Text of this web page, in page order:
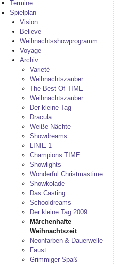
Termine
Spielplan
Vision
Believe
Weihnachtsshowprogramm
Voyage
Archiv
Varieté
Weihnachtszauber
The Best Of TIME
Weihnachtszauber
Der kleine Tag
Dracula
Weiße Nächte
Showdreams
LINIE 1
Champions TIME
Showlights
Wonderful Christmastime
Showkolade
Das Casting
Schooldreams
Der kleine Tag 2009
Märchenhafte
Weihnachtszeit
Neonfarben & Dauerwelle
Faust
Grimmiger Spaß